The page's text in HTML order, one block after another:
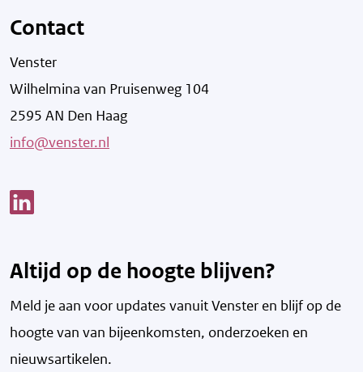
Contact
Venster
Wilhelmina van Pruisenweg 104
2595 AN Den Haag
info@venster.nl
Altijd op de hoogte blijven?
Meld je aan voor updates vanuit Venster en blijf op de
hoogte van van bijeenkomsten, onderzoeken en
nieuwsartikelen.